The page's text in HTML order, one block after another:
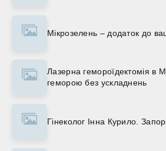
Мікрозелень – додаток до
Лазерна гемороїдектомія в
геморою без ускладнень
Гінеколог Інна Курило.